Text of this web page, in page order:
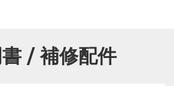
/ 補修配件